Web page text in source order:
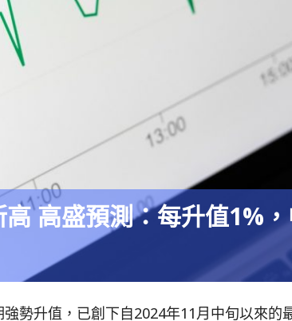
高盛預測：每升值1%
強勢升值，已創下自2024年11月中旬以來的